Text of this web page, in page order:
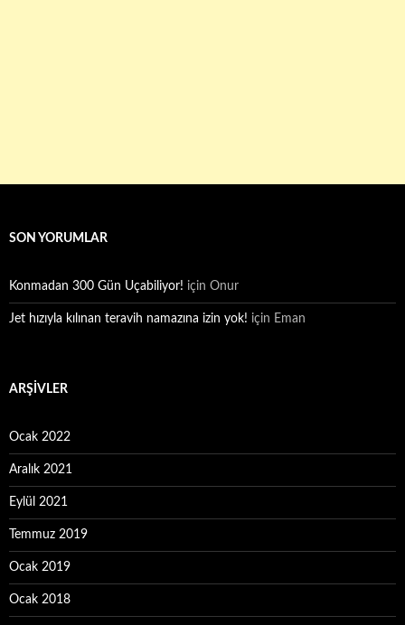
SON YORUMLAR
Konmadan 300 Gün Uçabiliyor! için Onur
Jet hızıyla kılınan teravih namazına izin yok! için Eman
ARŞIVLER
Ocak 2022
Aralık 2021
Eylül 2021
Temmuz 2019
Ocak 2019
Ocak 2018